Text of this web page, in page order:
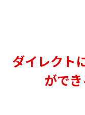
ダイレクト
がで